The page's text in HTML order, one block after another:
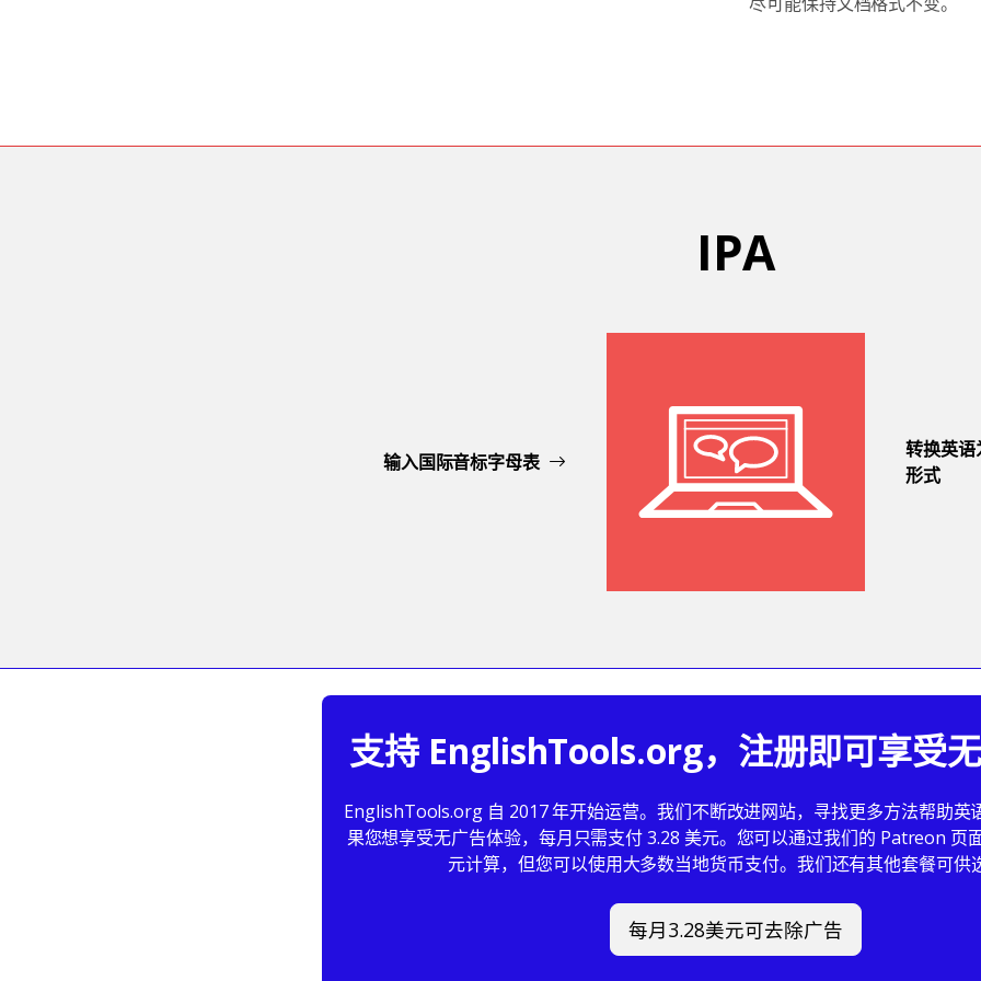
IPA
输入国际音标字母表
转换英语
形式
支持 EnglishTools.org，注册即可享受
EnglishTools.org 自 2017 年开始运营。我们不断改进网站，寻找更多方法帮助英
果您想享受无广告体验，每月只需支付 3.28 美元。您可以通过我们的 Patreon 页
元计算，但您可以使用大多数当地货币支付。我们还有其他套餐可供
每月3.28美元可去除广告